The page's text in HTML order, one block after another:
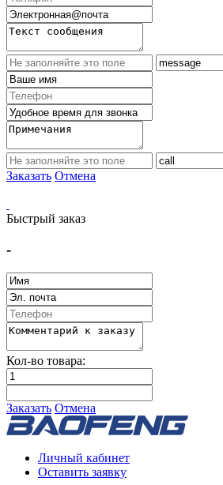
Заказать Отмена
Быстрый заказ
-
Кол-во товара:
Заказать Отмена
Личный кабинет
Оставить заявку